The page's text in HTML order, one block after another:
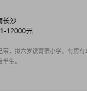
长沙
12000元
，拟六岁读寄宿小学。有房
生。